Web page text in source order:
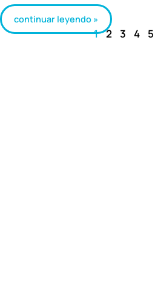
continuar leyendo »
1 2 3 4 5